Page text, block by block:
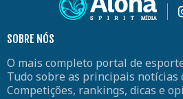
SOBRE NÓS
O mais completo portal de
Tudo sobre as principais notícias
Competições, rankings, dicas e